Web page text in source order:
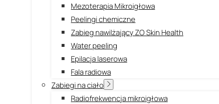
Mezoterapia Mikroigłowa
Peelingi chemiczne
Zabieg nawilżający ZO Skin Health
Water peeling
Epilacja laserowa
Fala radiowa
Zabiegi na ciało
Radiofrekwencja mikroigłowa